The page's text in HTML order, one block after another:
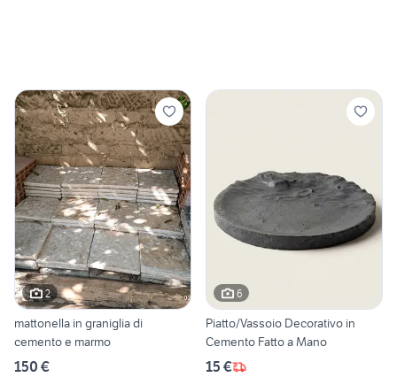
2
mattonella in graniglia di
cemento e marmo
150 €
6
Piatto/Vassoio Decorativo in
Cemento Fatto a Mano
15 €